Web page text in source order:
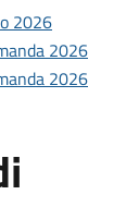
2026
2026
2026